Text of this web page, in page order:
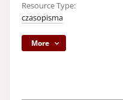
Resource Type:
czasopisma
More